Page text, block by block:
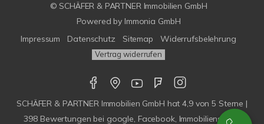
© SCHÄFER & PARTNER Immobilien GmbH
Powered by Immonia GmbH
Impressum
Datenschutz Sitemap Widerrufsbelehrung
Vertrag widerrufen
SCHÄFER & PARTNER Immobilien GmbH hat4,9von5 Sterne |
398 Bewertungen bei google, Facebook, Immobilienscout,